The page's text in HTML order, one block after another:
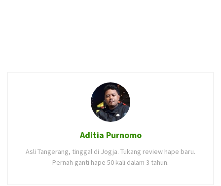
Aditia Purnomo
Asli Tangerang, tinggal di Jogja. Tukang review hape baru.
Pernah ganti hape 50 kali dalam 3 tahun.